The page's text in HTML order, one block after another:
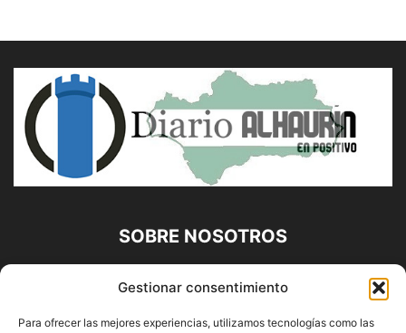
Gestionar consentimiento
Para ofrecer las mejores experiencias, utilizamos tecnologías como las
SOBRE NOSOTROS
Diario Alhaurín (www.alhaurindelatorre.com) Propiedad de
Francisco E. López López | 639 95 71 95 | Noticias de
Alhaurín de la Torre, Málaga y Provincia|